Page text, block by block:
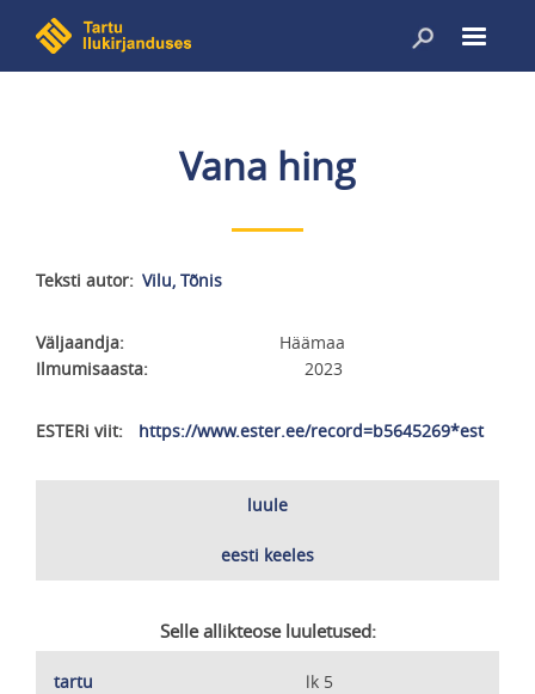
edasi
Vana hing
Teksti autor Vilu, Tõnis
Väljaandja
Häämaa
Ilmumisaasta
2023
ESTERi viit https://www.ester.ee/record=b5645269*est
luule
eesti keeles
Selle allikteose luuletused:
tartu
lk 5